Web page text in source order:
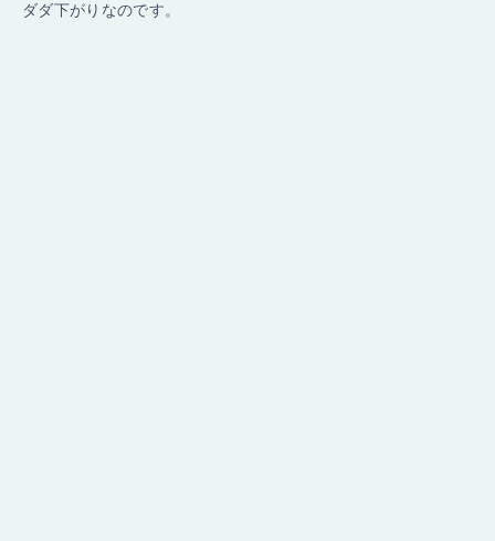
ダダ下がりなのです。